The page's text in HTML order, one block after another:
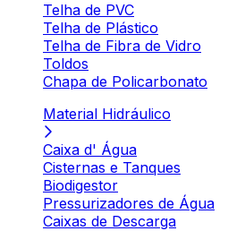
Telha de PVC
Telha de Plástico
Telha de Fibra de Vidro
Toldos
Chapa de Policarbonato
Material Hidráulico
Caixa d' Água
Cisternas e Tanques
Biodigestor
Pressurizadores de Água
Caixas de Descarga